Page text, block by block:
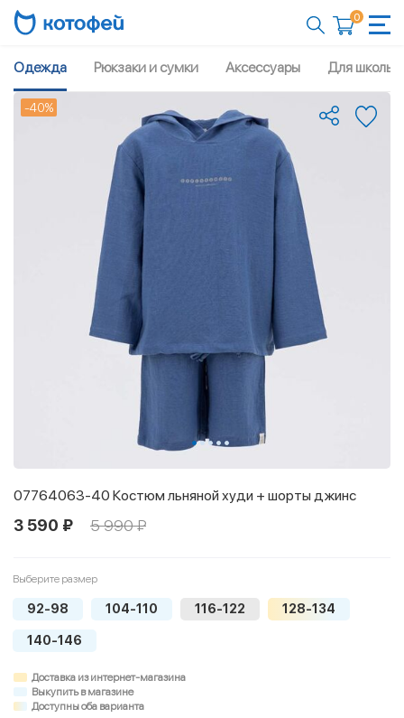
0
Одежда Рюкзаки и сумки Аксессуары Для школы
-40%
07764063-40 Костюм льняной худи + шорты джинс
3 590 ₽ 5 990 ₽
Выберите размер
92-98 104-110 116-122 128-134
140-146
Доставка из интернет-магазина
Выкупить в магазине
Доступны оба варианта